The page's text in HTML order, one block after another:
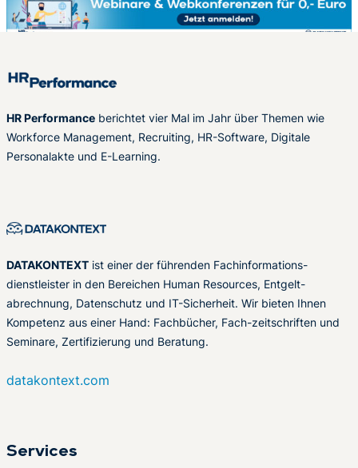
HR Performance berichtet vier Mal im Jahr über Themen wie
Workforce Management, Recruiting, HR-Software, Digitale
Personalakte und E-Learning.
DATAKONTEXT ist einer der führenden Fachinformations-
dienstleister in den Bereichen Human Resources, Entgelt-
abrechnung, Datenschutz und IT-Sicherheit. Wir bieten Ihnen
Kompetenz aus einer Hand: Fachbücher, Fach-zeitschriften und
Seminare, Zertifizierung und Beratung.
datakontext.com
Services